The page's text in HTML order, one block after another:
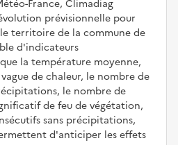
France, Climadiag
prévisionnelle pour
le territoire de la commune de
d'indicateurs
la température moyenne,
de chaleur, le nombre de
le nombre de
de feu de végétation,
sans précipitations,
d'anticiper les effets